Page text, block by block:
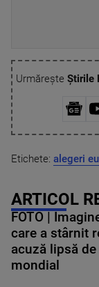
Urmărește Știrile
Etichete: alegeri
ARTICOL
FOTO |
care a stârnit
acuză lipsă
mondial